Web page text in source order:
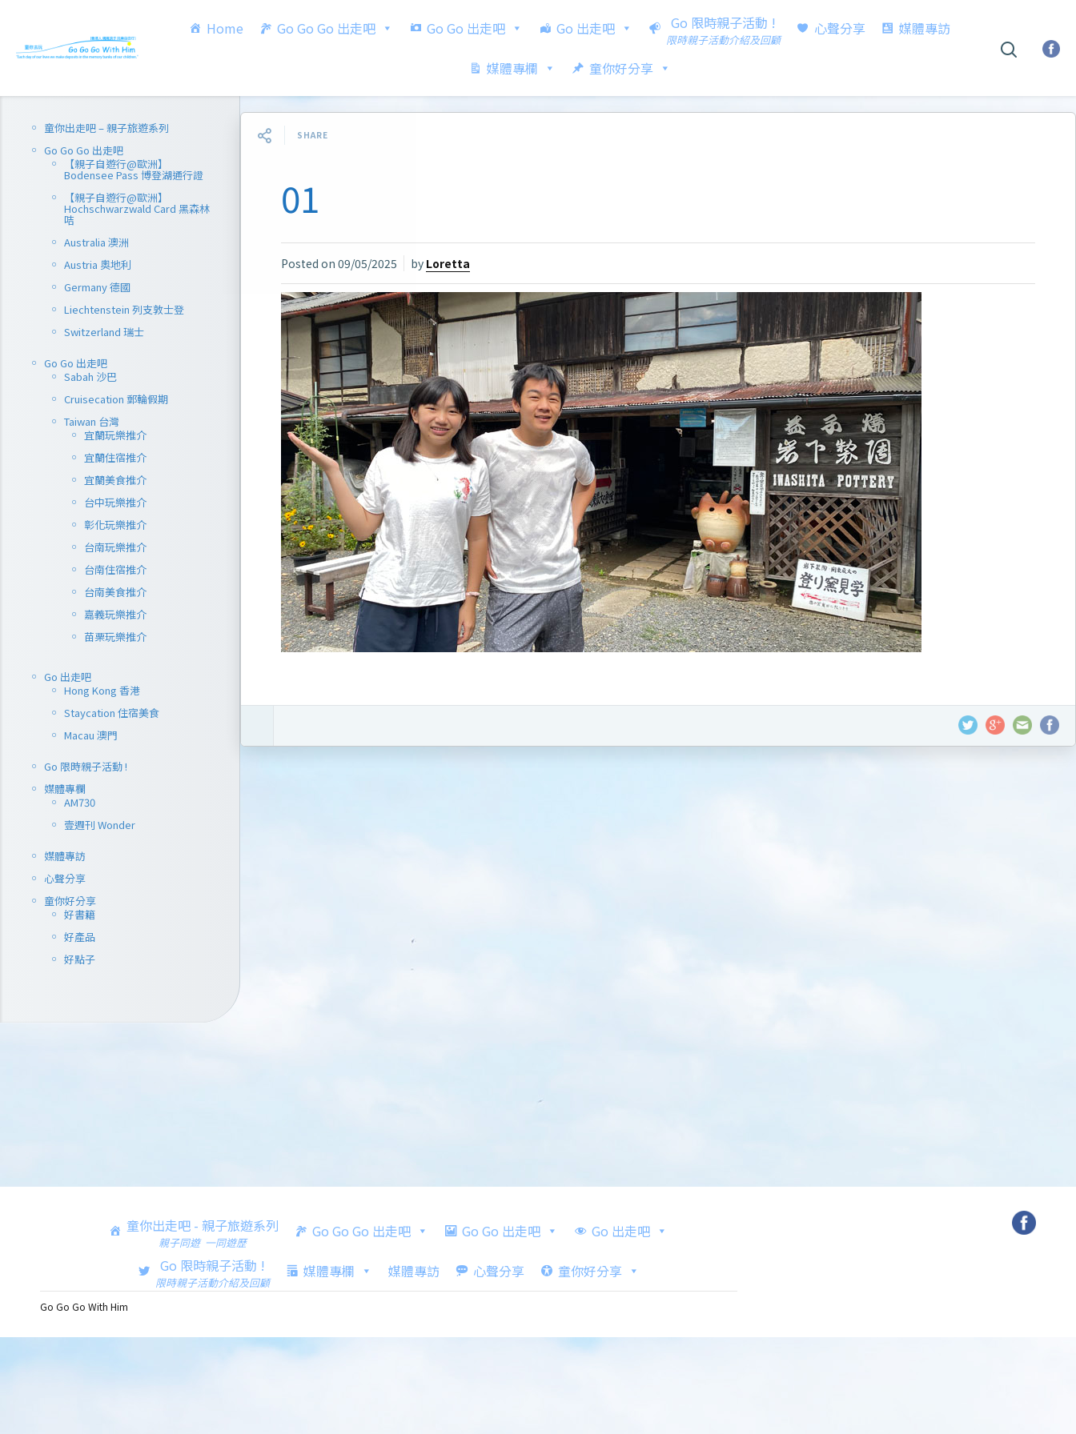
Home Go Go Go 出走吧 Go Go 出走吧 Go 出走吧 Go 限時親子活動 !
限時親子活動介紹及回顧
心聲分享 媒體專訪
媒體專欄 童你好分享
童你出走吧 – 親子旅遊系列
Go Go Go 出走吧
【親子自遊行@歐洲】
Bodensee Pass 博登湖通行證
【親子自遊行@歐洲】
Hochschwarzwald Card 黑森林
咭
Australia 澳洲
Austria 奧地利
Germany 德國
Liechtenstein 列支敦士登
Switzerland 瑞士
Go Go 出走吧
Sabah 沙巴
Cruisecation 郵輪假期
Taiwan 台灣
宜蘭玩樂推介
宜蘭住宿推介
宜蘭美食推介
台中玩樂推介
彰化玩樂推介
台南玩樂推介
台南住宿推介
台南美食推介
嘉義玩樂推介
苗栗玩樂推介
Go 出走吧
Hong Kong 香港
Staycation 住宿美食
Macau 澳門
Go 限時親子活動 !
媒體專欄
AM730
壹週刊 Wonder
媒體專訪
心聲分享
童你好分享
好書籍
好產品
好點子
SHARE
01
Posted on 09/05/2025 by Loretta
童你出走吧 - 親子旅遊系列
親子同遊 一同遊歷
Go Go Go 出走吧 Go Go 出走吧
Go 出走吧
Go 限時親子活動 !
限時親子活動介紹及回顧
媒體專欄 媒體專訪 心聲分享 童你好分享
Go Go Go With Him